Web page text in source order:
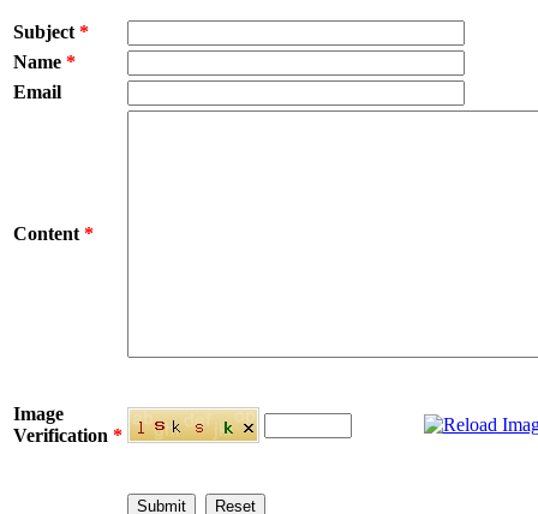
Subject *
Name *
Email
Content *
Image
Verification *